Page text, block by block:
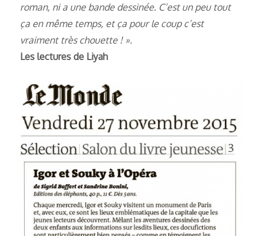
roman, ni a une bande dessinée. C’est un peu tout
ça en même temps, et ça pour le coup c’est
vraiment très chouette ! ».
Les lectures de Liyah